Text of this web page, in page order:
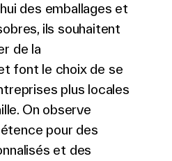
des emballages et
ils souhaitent
de la
font le choix de se
plus locales
On observe
pour des
et des